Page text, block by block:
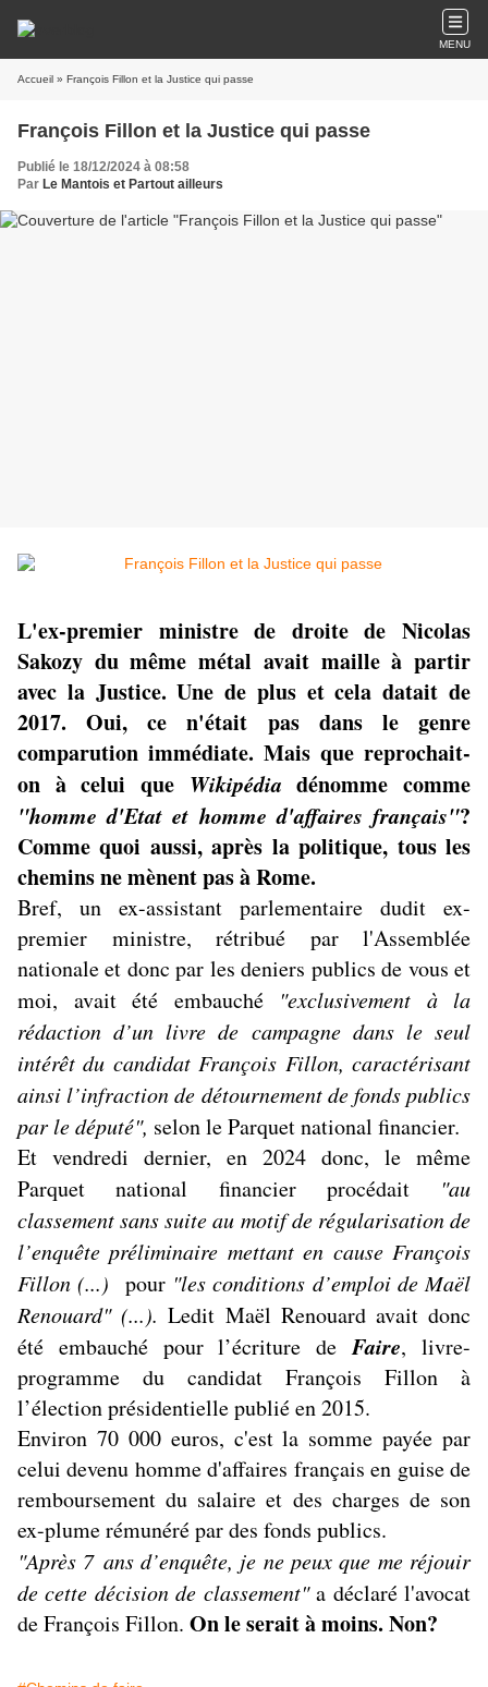
MENU
Accueil » François Fillon et la Justice qui passe
François Fillon et la Justice qui passe
Publié le 18/12/2024 à 08:58
Par Le Mantois et Partout ailleurs
L'ex-premier ministre de droite de Nicolas
Sakozy du même métal avait maille à partir
avec la Justice. Une de plus et cela datait de
2017. Oui, ce n'était pas dans le genre
comparution immédiate. Mais que reprochait-
on à celui que Wikipédia dénomme comme
"homme d'Etat et homme d'affaires français"?
Comme quoi aussi, après la politique, tous les
chemins ne mènent pas à Rome.
Bref, un ex-assistant parlementaire dudit ex-
premier ministre, rétribué par l'Assemblée
nationale et donc par les deniers publics de vous et
moi, avait été embauché
"exclusivement à la
rédaction d’un livre de campagne dans le seul
intérêt du candidat François Fillon, caractérisant
ainsi l’infraction de détournement de fonds publics
par le député", selon le Parquet national financier.
Et vendredi dernier, en 2024 donc, le même
Parquet national financier procédait
"au
classement sans suite au motif de régularisation de
l’enquête préliminaire mettant en cause François
Fillon (...)
pour "les conditions d’emploi de Maël
Renouard" (...).Ledit Maël Renouard avait donc
été embauché pour l’écriture deFaire, livre-
programme du candidat François Fillon à
l’élection présidentielle publié en 2015.
Environ 70 000 euros, c'est la somme payée par
celui devenu homme d'affaires français en guise de
remboursement du salaire et des charges de son
ex-plume rémunéré par des fonds publics.
"Après 7 ans d’enquête, je ne peux que me réjouir
de cette décision de classement"a déclaré l'avocat
de François Fillon. On le serait à moins. Non?